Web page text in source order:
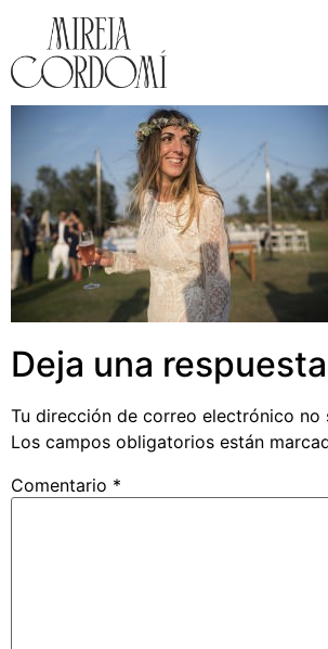
Deja una respuesta
Tu dirección de correo electrónico no
Los campos obligatorios están
Comentario *